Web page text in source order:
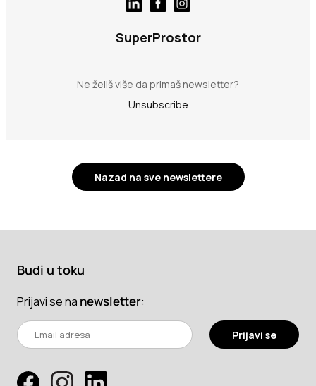
SuperProstor
Ne želiš više da primaš newsletter?
Unsubscribe
Nazad na sve newslettere
Budi u toku
Prijavi se na newsletter:
Prijavi se